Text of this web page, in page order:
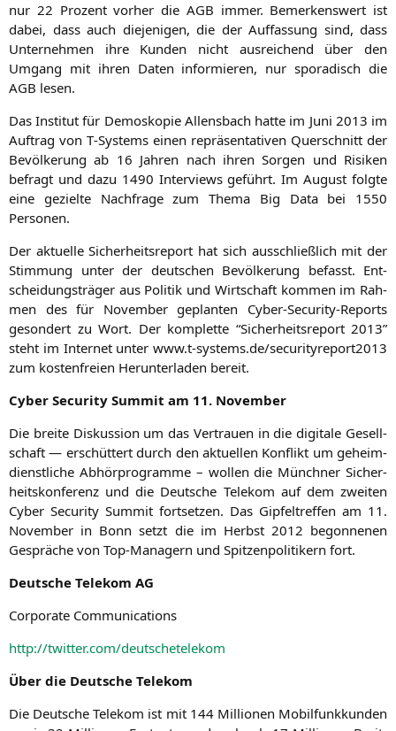
nur 22 Pro­zent vor­her die AGB immer. Bemer­kens­wert ist
dabei, dass auch die­je­ni­gen, die der Auf­fas­sung sind, dass
Unter­neh­men ihre Kun­den nicht aus­rei­chend über den
Umgang mit ihren Daten infor­mie­ren, nur spo­ra­disch die
AGB lesen.
Das Insti­tut für Demo­sko­pie Allens­bach hat­te im Juni 2013 im
Auf­trag von T‑Systems einen reprä­sen­ta­ti­ven Quer­schnitt der
Bevöl­ke­rung ab 16 Jah­ren nach ihren Sor­gen und Risi­ken
befragt und dazu 1490 Inter­views geführt. Im August folg­te
eine geziel­te Nach­fra­ge zum The­ma Big Data bei 1550
Personen.
Der aktu­el­le Sicher­heits­re­port hat sich aus­schließ­lich mit der
Stim­mung unter der deut­schen Bevöl­ke­rung befasst. Ent­
schei­dungs­trä­ger aus Poli­tik und Wirt­schaft kom­men im Rah­
men des für Novem­ber geplan­ten Cyber-Secu­ri­ty-Reports
geson­dert zu Wort. Der kom­plet­te “Sicher­heits­re­port 2013”
steht im Inter­net unter www.t‑systems.de/securityreport2013
zum kos­ten­frei­en Her­un­ter­la­den bereit.
Cyber Secu­ri­ty Sum­mit am 11. November
Die brei­te Dis­kus­si­on um das Ver­trau­en in die digi­ta­le Gesell­
schaft — erschüt­tert durch den aktu­el­len Kon­flikt um geheim­
dienst­li­che Abhör­pro­gram­me – wol­len die Münch­ner Sicher­
heits­kon­fe­renz und die Deut­sche Tele­kom auf dem zwei­ten
Cyber Secu­ri­ty Sum­mit fort­set­zen. Das Gip­fel­tref­fen am 11.
Novem­ber in Bonn setzt die im Herbst 2012 begon­ne­nen
Gesprä­che von Top-Mana­gern und Spit­zen­po­li­ti­kern fort.
Deut­sche Tele­kom AG
Cor­po­ra­te Communications
http://twitter.com/deutschetelekom
Über die Deut­sche Telekom
Die Deut­sche Tele­kom ist mit 144 Mil­lio­nen Mobil­funk­kun­den